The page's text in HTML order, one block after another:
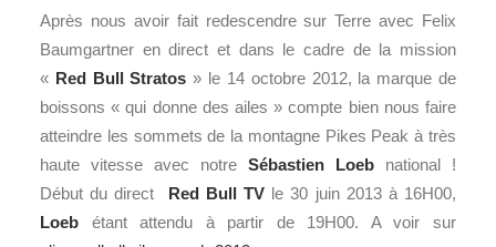
Après nous avoir fait redescendre sur Terre avec Felix
Baumgartner en direct et dans le cadre de la mission
« Red Bull Stratos » le 14 octobre 2012, la marque de
boissons « qui donne des ailes » compte bien nous faire
atteindre les sommets de la montagne Pikes Peak à très
haute vitesse avec notre Sébastien Loeb national !
Début du direct Red BullTV le 30 juin 2013 à 16H00,
Loeb étant attendu à partir de 19H00. A voir sur